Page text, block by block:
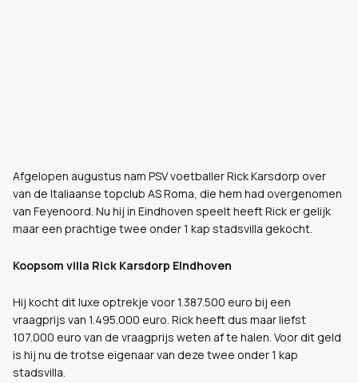
Afgelopen augustus nam PSV voetballer Rick Karsdorp over
van de Italiaanse topclub AS Roma, die hem had overgenomen
van Feyenoord. Nu hij in Eindhoven speelt heeft Rick er gelijk
maar een prachtige twee onder 1 kap stadsvilla gekocht.
Koopsom villa Rick Karsdorp EIndhoven
Hij kocht dit luxe optrekje voor 1.387.500 euro bij een
vraagprijs van 1.495.000 euro. Rick heeft dus maar liefst
107.000 euro van de vraagprijs weten af te halen. Voor dit geld
is hij nu de trotse eigenaar van deze twee onder 1 kap
stadsvilla.